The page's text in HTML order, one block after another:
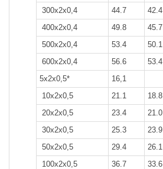
300x2x0,4
44.7 42.4
400x2x0,4
49.8 45.7
500x2x0,4
53.4 50.1
600x2x0,4
56.6 53.4
5х2х0,5*
16,1
10x2x0,5
21.1 18.8
20x2x0,5
23.4 21.0
30x2x0,5
25.3 23.9
50x2x0,5
29.4 26.1
100x2x0,5
36.7 33.6